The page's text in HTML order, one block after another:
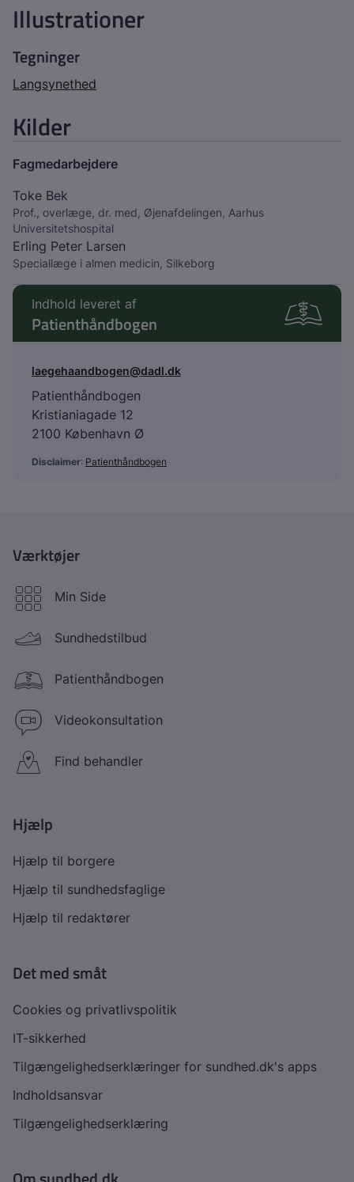
Illustrationer
Tegninger
Langsynethed
Kilder
Fagmedarbejdere
Toke Bek
Prof., overlæge, dr. med, Øjenafdelingen, Aarhus
Universitetshospital
Erling Peter Larsen
Speciallæge i almen medicin, Silkeborg
Indhold leveret af
Patienthåndbogen
laegehaandbogen@dadl.dk
Patienthåndbogen
Kristianiagade 12
2100 København Ø
Disclaimer: Patienthåndbogen